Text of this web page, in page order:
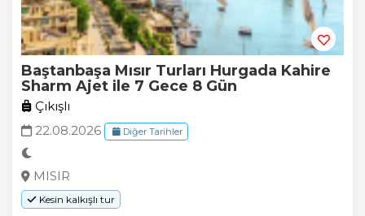
Baştanbaşa Mısır Turları Hurgada Kahire
Sharm Ajet ile 7 Gece 8 Gün
Çıkışlı
22.08.2026
Diğer Tarihler
MISIR
Kesin kalkışlı tur